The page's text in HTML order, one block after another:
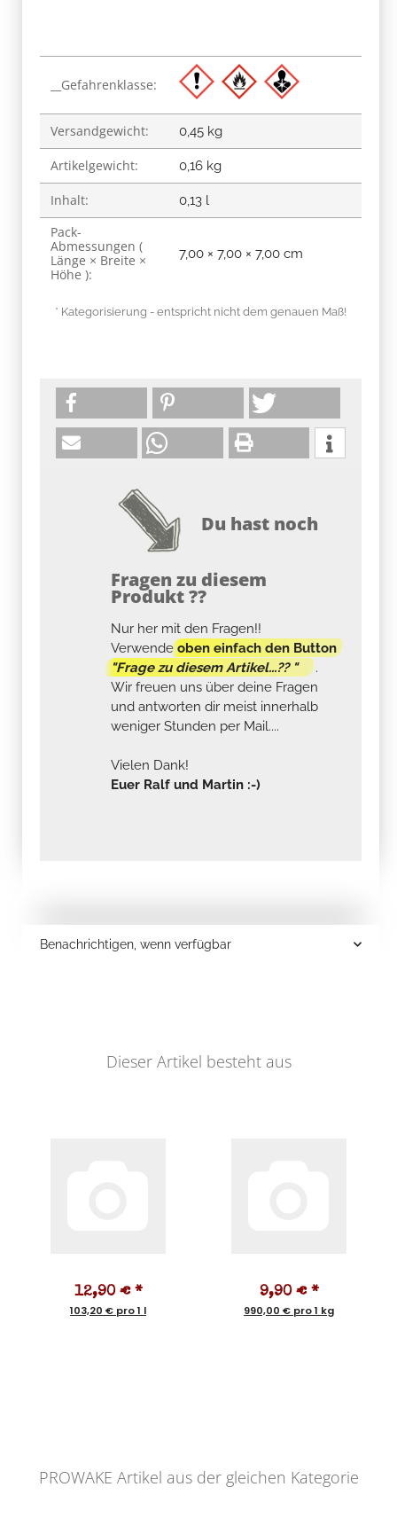
__Gefahrenklasse:
Versandgewicht: 0,45 kg
Artikelgewicht: 0,16 kg
Inhalt: 0,13 l
Pack-
Abmessungen (
Länge × Breite ×
Höhe ):
7,00 × 7,00 × 7,00 cm
* Kategorisierung - entspricht nicht dem genauen Maß!
Du hast noch
Fragen zu diesem
Produkt ??
Nur her mit den Fragen!!
Verwendeoben einfach den Button
"Frage zu diesem Artikel...?? "
.
Wir freuen uns über deine Fragen
und antworten dir meist innerhalb
weniger Stunden per Mail....
Vielen Dank!
Euer Ralf und Martin :-)
Benachrichtigen, wenn verfügbar
Dieser Artikel besteht aus
12,90 € *
103,20 € pro 1 l
9,90 € *
990,00 € pro 1 kg
PROWAKE Artikel aus der gleichen Kategorie